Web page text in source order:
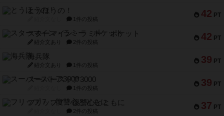
42 PT
とうほうの！
1件の投稿
42 PT
スターマイン・ラミー ポケット
紹介文あり 2件の投稿
39 PT
海兵隊
紹介文あり 1件の投稿
39 PT
スーパーストア3000
1件の投稿
37 PT
フリップ７：復讐心とともに
2件の投稿